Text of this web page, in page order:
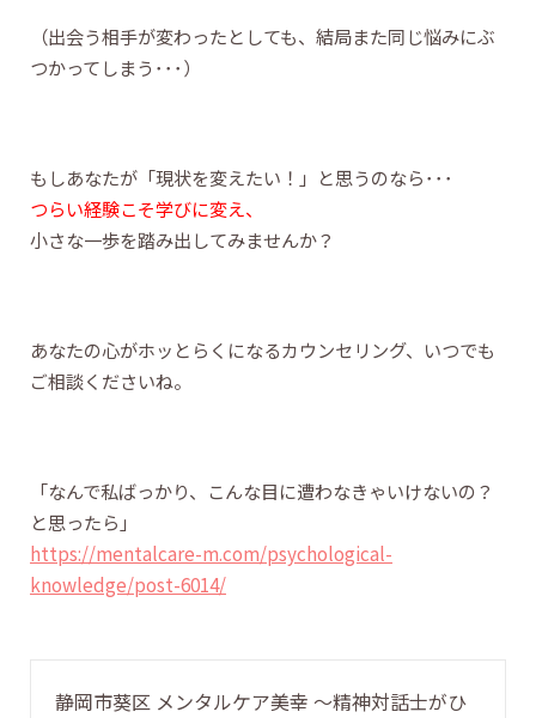
（出会う相手が変わったとしても、結局また同じ悩みにぶ
つかってしまう･･･）
もしあなたが「現状を変えたい！」と思うのなら･･･
つらい経験こそ学びに変え、
小さな一歩を踏み出してみませんか？
あなたの心がホッとらくになるカウンセリング、いつでも
ご相談くださいね。
「なんで私ばっかり、こんな目に遭わなきゃいけないの？
と思ったら」
https://mentalcare-m.com/psychological-
knowledge/post-6014/
静岡市葵区 メンタルケア美幸 〜精神対話士がひ